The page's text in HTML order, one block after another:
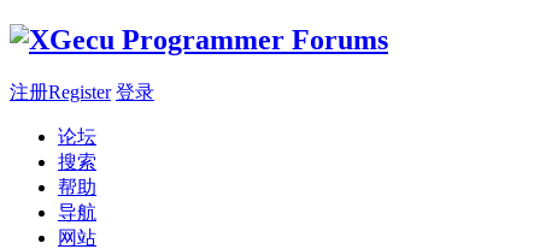
注册Register 登录
论坛
搜索
帮助
导航
网站